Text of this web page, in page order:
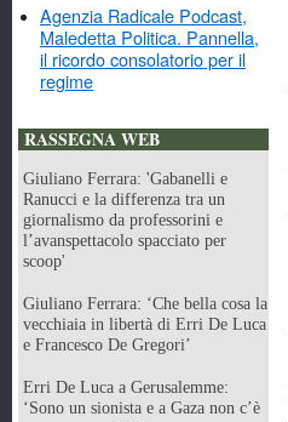
Agenzia Radicale Podcast,
Maledetta Politica. Pannella,
il ricordo consolatorio per il
regime
RASSEGNA WEB
Giuliano Ferrara: 'Gabanelli e
Ranucci e la differenza tra un
giornalismo da professorini e
l’avanspettacolo spacciato per
scoop'
Giuliano Ferrara: ‘Che bella cosa la
vecchiaia in libertà di Erri De Luca
e Francesco De Gregori’
Erri De Luca a Gerusalemme:
‘Sono un sionista e a Gaza non c’è